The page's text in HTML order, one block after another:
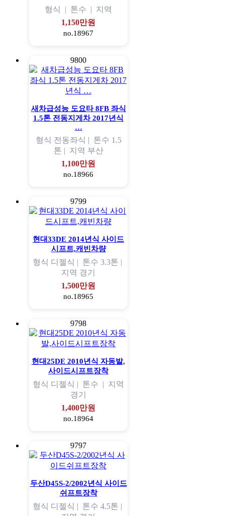
형식 | 톤수 | 지역
1,150만원
no.18967
9800
새차급성능 도요타 8FB 좌식
1.5톤 전동지게차 2017년식
…
형식 전동좌식 | 톤수 1.5
톤 | 지역 부산
1,100만원
no.18966
9799
현대33DE 2014년식 사이드
시프트,캐빈차량
형식 디젤식 | 톤수 3.3톤 |
지역 경기
1,500만원
no.18965
9798
현대25DE 2010년식 자동발,
사이드시프트장착
형식 디젤식 | 톤수 | 지역
경기
1,400만원
no.18964
9797
두산D45S-2/2002년식 사이드
쉬프트장착
형식 디젤식 | 톤수 4.5톤 |